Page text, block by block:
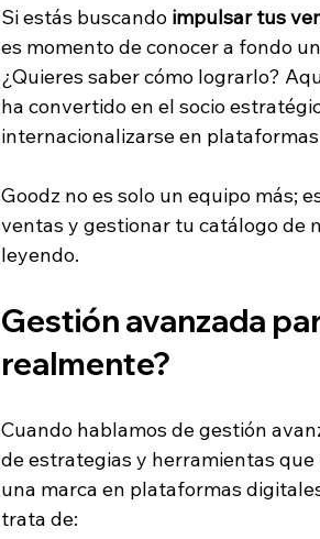
Si estás buscando impulsar tus
es momento de conocer a fondo
¿Quieres saber cómo lograrlo?
ha convertido en el socio
internacionalizarse en
Goodz no es solo un equipo más;
ventas y gestionar tu catálogo de
leyendo.
Gestión avanzada
realmente?
Cuando hablamos de gestión
de estrategias y herramientas
una marca en plataformas
trata de: